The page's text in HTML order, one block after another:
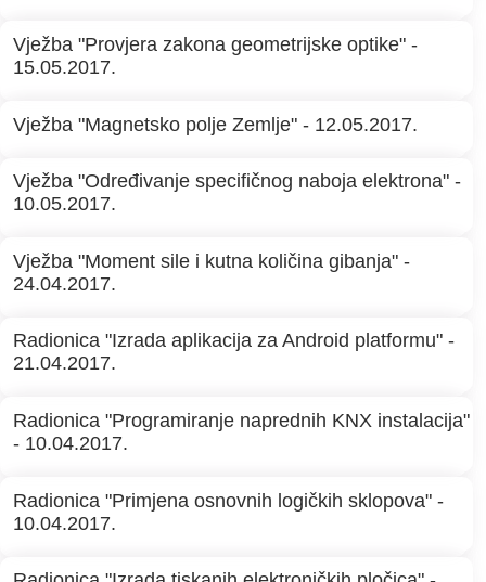
Vježba "Provjera zakona geometrijske optike" -
15.05.2017.
Vježba "Magnetsko polje Zemlje" - 12.05.2017.
Vježba "Određivanje specifičnog naboja elektrona" -
10.05.2017.
Vježba "Moment sile i kutna količina gibanja" -
24.04.2017.
Radionica "Izrada aplikacija za Android platformu" -
21.04.2017.
Radionica "Programiranje naprednih KNX instalacija"
- 10.04.2017.
Radionica "Primjena osnovnih logičkih sklopova" -
10.04.2017.